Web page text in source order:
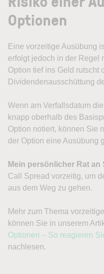
Optionen
Eine vorzeitige Ausübung
erfolgt jedoch in der Regel
Option tief ins Geld rutscht
Dividendenausschüttung
Wenn am Verfallsdatum
knapp oberhalb des
Option notiert, können Sie
der Option eine Ausübung
Mein persönlicher Rat an
Call Spread vorzeitig, um
aus dem Weg zu gehen.
Mehr zum Thema
können Sie in unserem
Optionen – So reagieren
nachlesen.